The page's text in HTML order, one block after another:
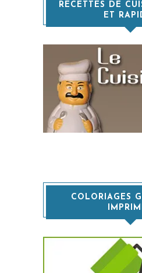
RECETTES DE
ET
COLORIAGES